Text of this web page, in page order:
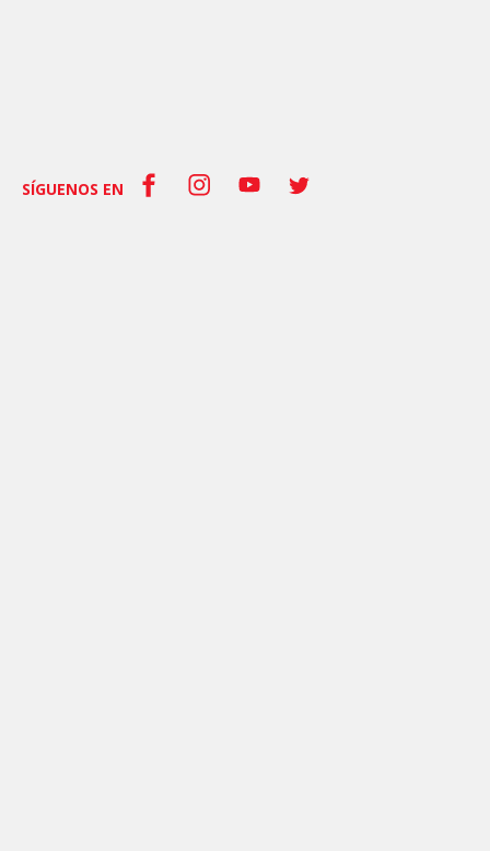
SÍGUENOS EN